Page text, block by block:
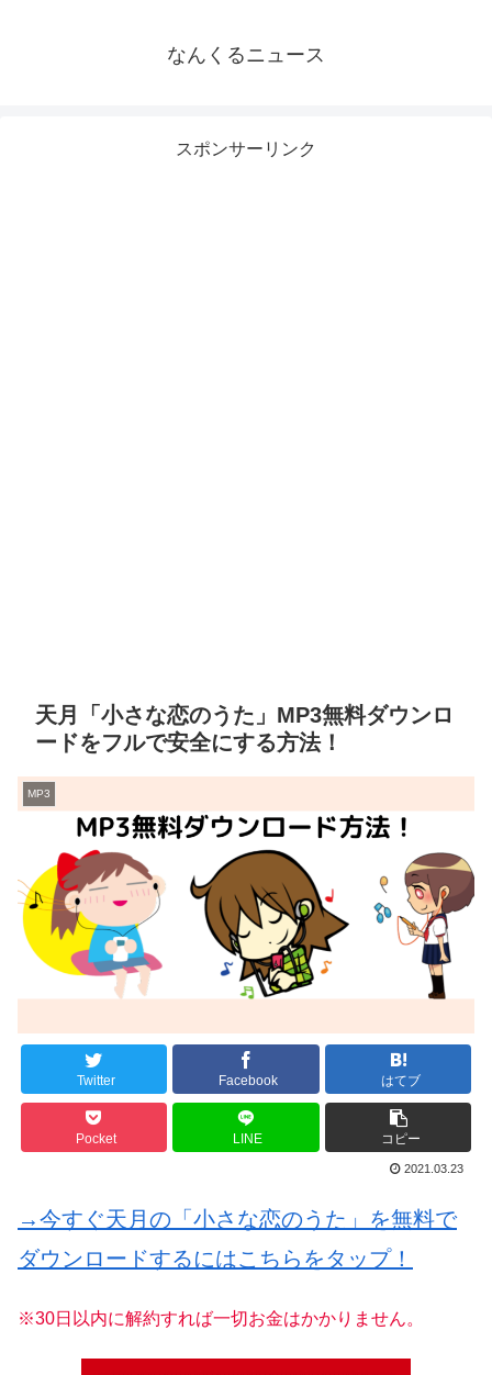
なんくるニュース
スポンサーリンク
天月「小さな恋のうた」MP3無料ダウンロ
ードをフルで安全にする方法！
MP3
Twitter Facebook はてブ
Pocket LINE コピー
2021.03.23
→今すぐ天月の「小さな恋のうた」を無料で
ダウンロードするにはこちらをタップ！
※30日以内に解約すれば一切お金はかかりません。